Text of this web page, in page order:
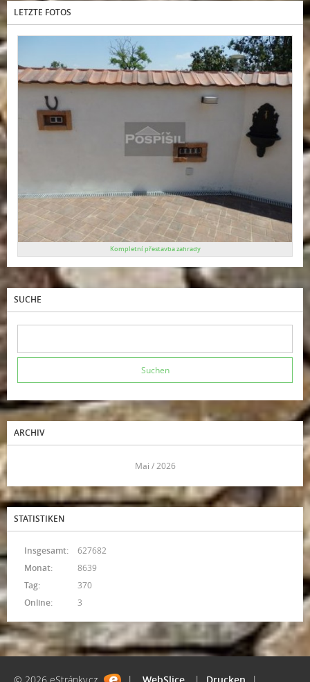
LETZTE FOTOS
Kompletní přestavba zahrady
SUCHE
ARCHIV
Mai / 2026
STATISTIKEN
Online: 3
Insgesamt:
627682
Monat:
8639
Tag:
370